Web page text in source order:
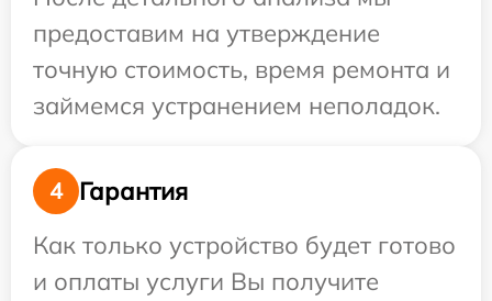
предоставим на утверждение
точную стоимость, время ремонта и
займемся устранением неполадок.
4
Гарантия
Как только устройство будет готово
и оплаты услуги Вы получите